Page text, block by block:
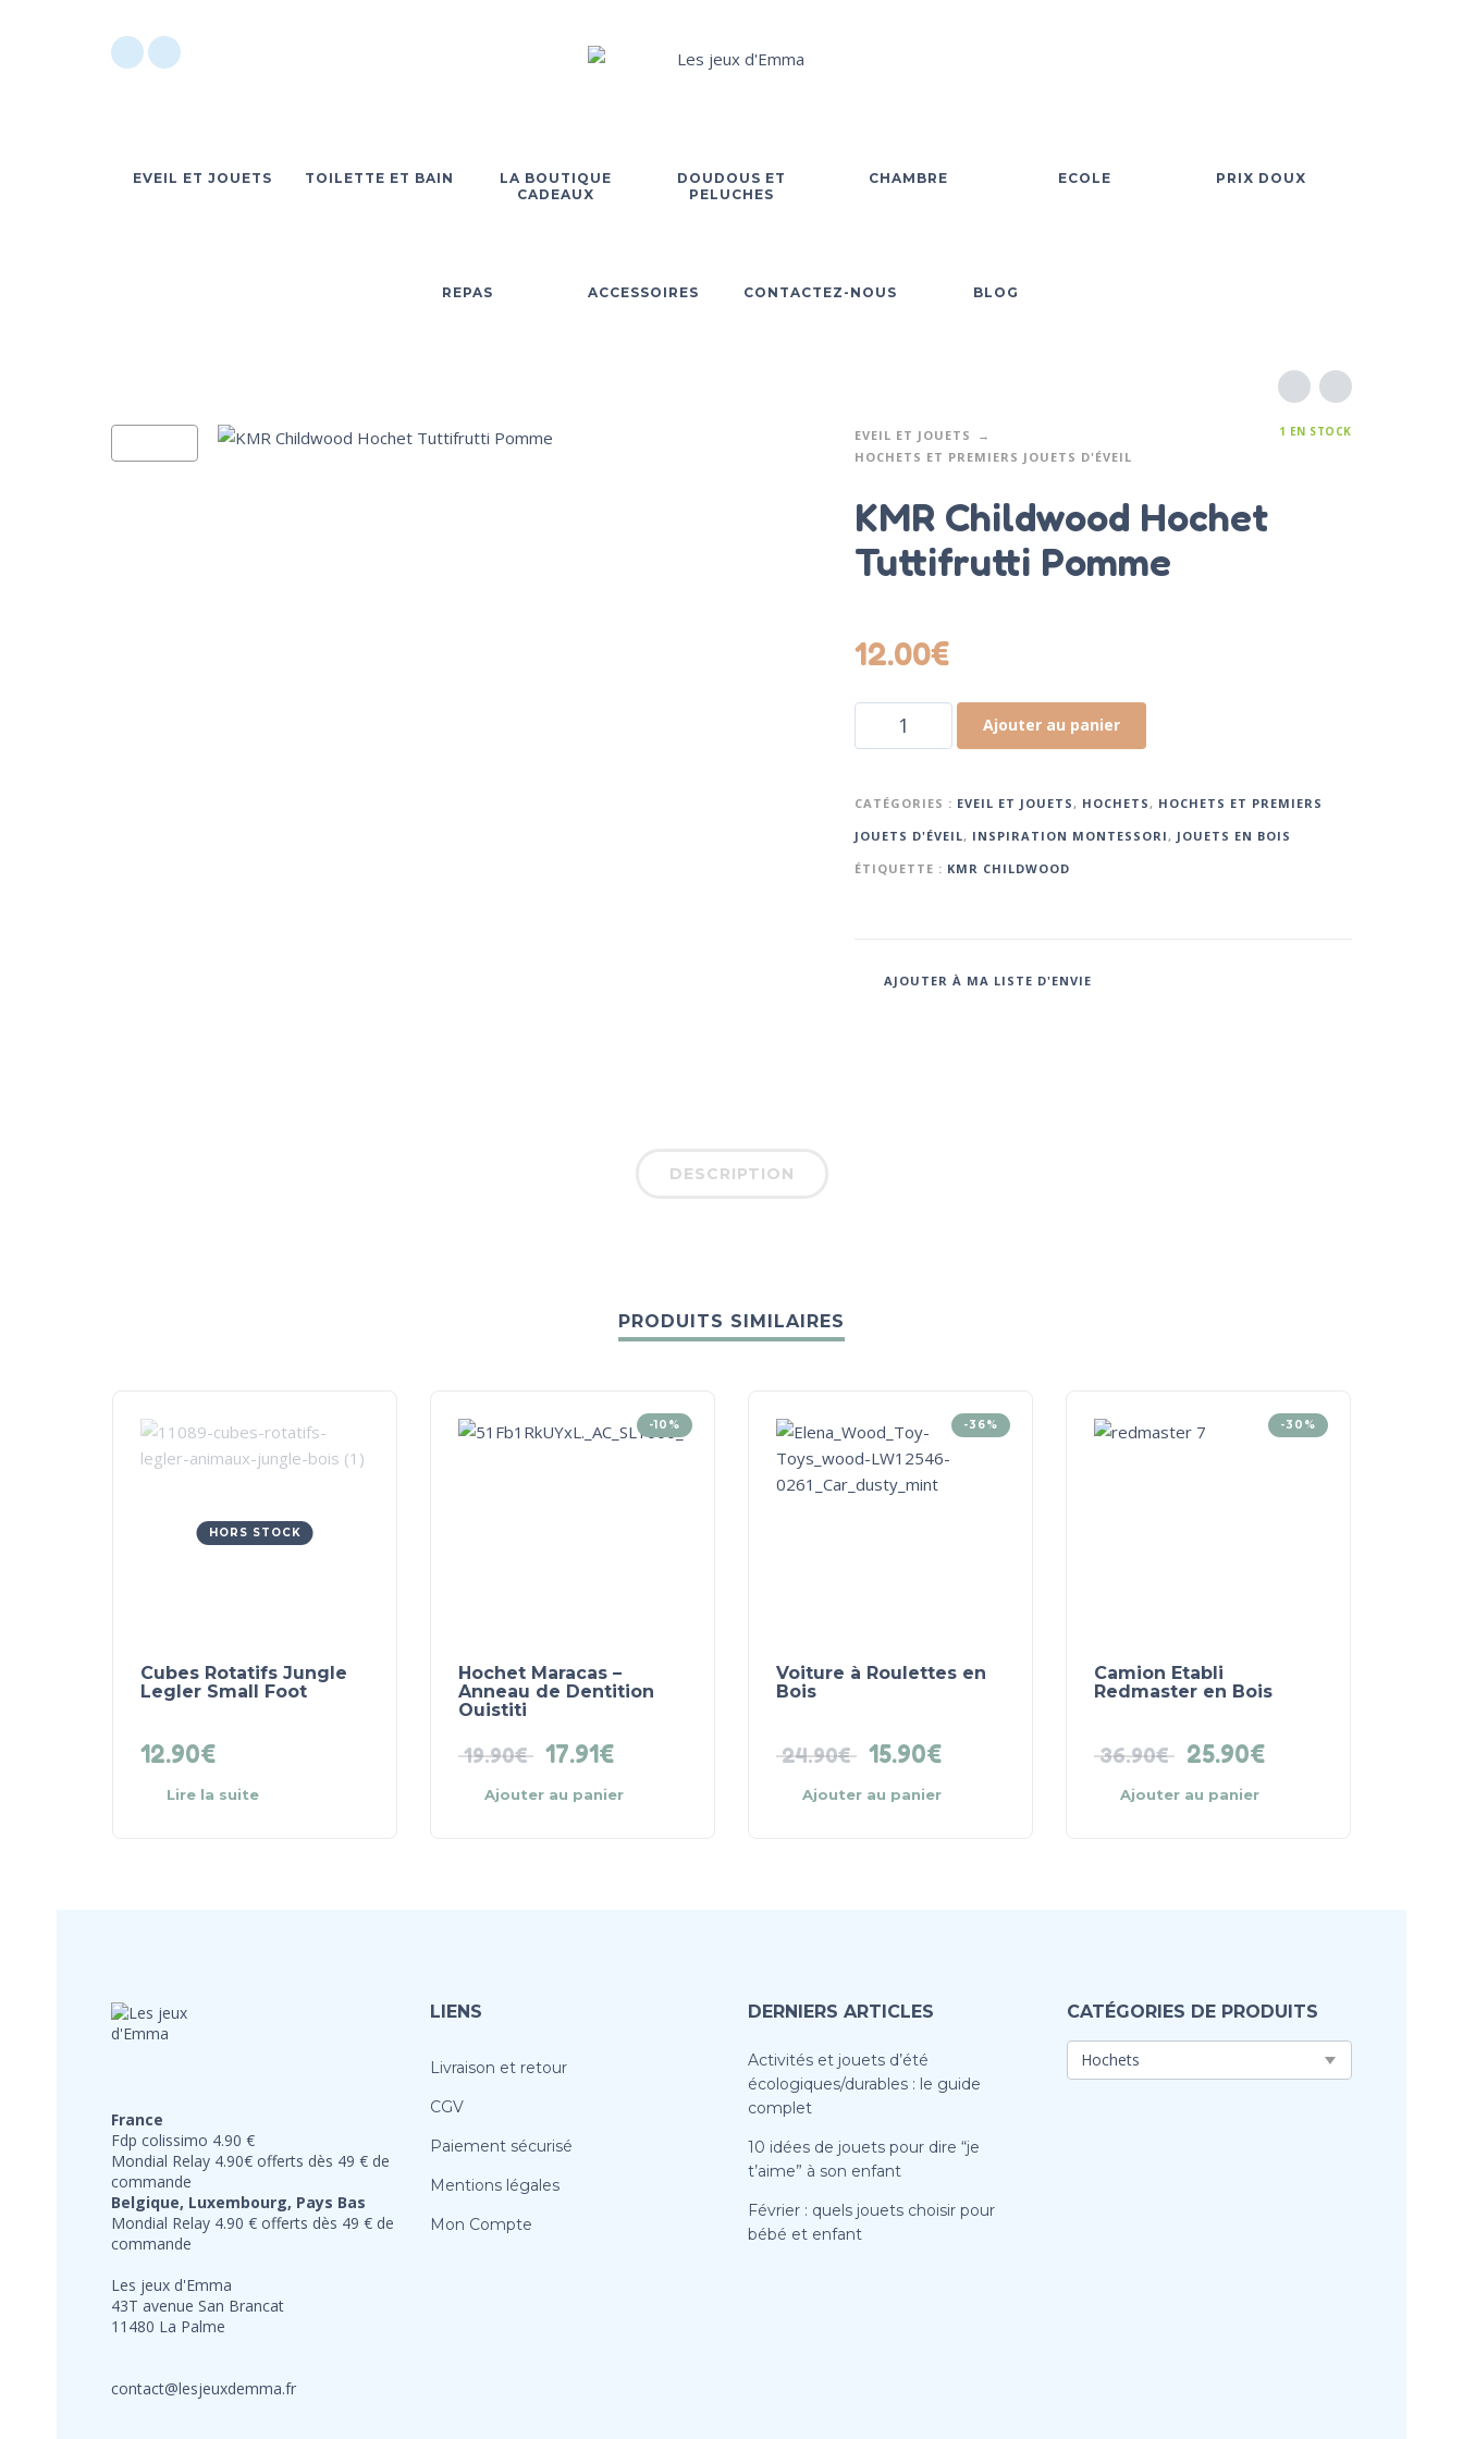
EVEIL ET JOUETS TOILETTE ET BAIN
LA BOUTIQUE
CADEAUX
DOUDOUS ET
PELUCHES
CHAMBRE ECOLE PRIX DOUX
REPAS ACCESSOIRES CONTACTEZ-NOUS BLOG
EVEIL ET JOUETS
HOCHETS ET PREMIERS JOUETS D'ÉVEIL
1 EN STOCK
KMR Childwood Hochet
Tuttifrutti Pomme
12.00€
Ajouter au panier
CATÉGORIES : EVEIL ET JOUETS, HOCHETS, HOCHETS ET PREMIERS
JOUETS D'ÉVEIL, INSPIRATION MONTESSORI, JOUETS EN BOIS
ÉTIQUETTE : KMR CHILDWOOD
AJOUTER À MA LISTE D'ENVIE
DESCRIPTION
PRODUITS SIMILAIRES
HORS STOCK
Cubes Rotatifs Jungle
Legler Small Foot
12.90€
Lire la suite
-10%
Hochet Maracas –
Anneau de Dentition
Ouistiti
19.90€ 17.91€
Ajouter au panier
-36%
Voiture à Roulettes en
Bois
24.90€ 15.90€
Ajouter au panier
-30%
Camion Etabli
Redmaster en Bois
36.90€ 25.90€
Ajouter au panier
France
Fdp colissimo 4.90 €
Mondial Relay 4.90€ offerts dès 49 € de
commande
Belgique, Luxembourg, Pays Bas
Mondial Relay 4.90 € offerts dès 49 € de
commande
Les jeux d'Emma
43T avenue San Brancat
11480 La Palme
contact@lesjeuxdemma.fr
LIENS
Livraison et retour
CGV
Paiement sécurisé
Mentions légales
Mon Compte
DERNIERS ARTICLES
Activités et jouets d’été
écologiques/durables : le guide
complet
10 idées de jouets pour dire “je
t’aime” à son enfant
Février : quels jouets choisir pour
bébé et enfant
CATÉGORIES DE PRODUITS